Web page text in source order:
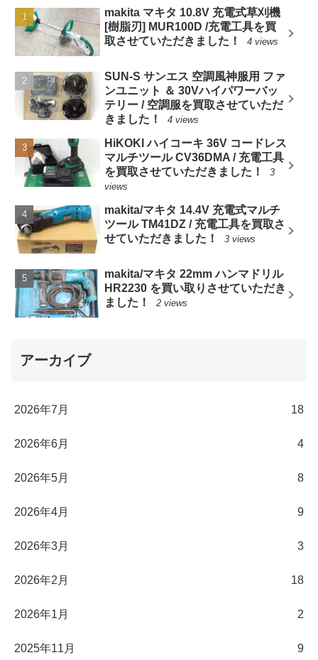
makita マキタ 10.8V 充電式草刈機
[樹脂刃] MUR100D /充電工具を買
取させていただきました！
4 views
SUN-S サンエス 空調風神服用 ファ
ンユニット ＆ 30Vハイパワーバッ
テリー / 空調服を買取させていただ
きました！
4 views
HiKOKI ハイコーキ 36V コードレス
マルチツール CV36DMA / 充電工具
を買取させていただきました！
3
views
makita/マキタ 14.4V 充電式マルチ
ツール TM41DZ / 充電工具を買取さ
せていただきました！
3 views
makita/マキタ 22mm ハンマドリル
HR2230 を買い取りさせていただき
ました！
2 views
アーカイブ
2026年7月 18
2026年6月 4
2026年5月 8
2026年4月 9
2026年3月 3
2026年2月 18
2026年1月 2
2025年11月 9